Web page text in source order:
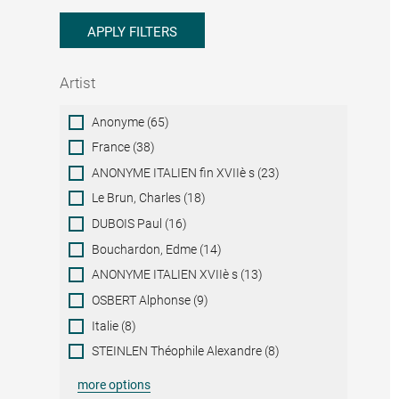
APPLY FILTERS
Artist
ArtistAnonyme (65)
France (38)
ANONYME ITALIEN fin XVIIè s (23)
Le Brun, Charles (18)
DUBOIS Paul (16)
Bouchardon, Edme (14)
ANONYME ITALIEN XVIIè s (13)
OSBERT Alphonse (9)
Italie (8)
STEINLEN Théophile Alexandre (8)
more options